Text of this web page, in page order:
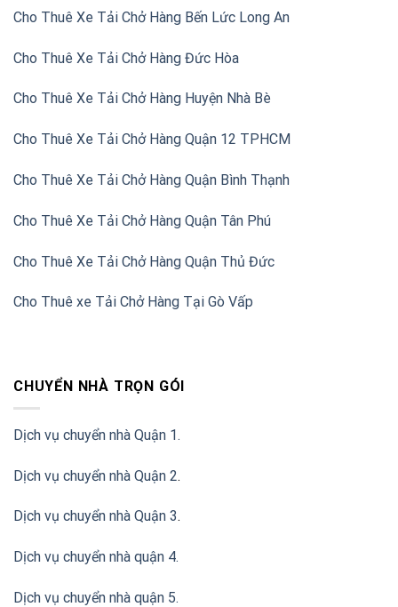
Cho Thuê Xe Tải Chở Hàng Bến Lức Long An
Cho Thuê Xe Tải Chở Hàng Đức Hòa
Cho Thuê Xe Tải Chở Hàng Huyện Nhà Bè
Cho Thuê Xe Tải Chở Hàng Quận 12 TPHCM
Cho Thuê Xe Tải Chở Hàng Quận Bình Thạnh
Cho Thuê Xe Tải Chở Hàng Quận Tân Phú
Cho Thuê Xe Tải Chở Hàng Quận Thủ Đức
Cho Thuê xe Tải Chở Hàng Tại Gò Vấp
CHUYỂN NHÀ TRỌN GÓI
Dịch vụ chuyển nhà Quận 1.
Dịch vụ chuyển nhà Quận 2.
Dịch vụ chuyển nhà Quận 3.
Dịch vụ chuyển nhà quận 4.
Dịch vụ chuyển nhà quận 5.